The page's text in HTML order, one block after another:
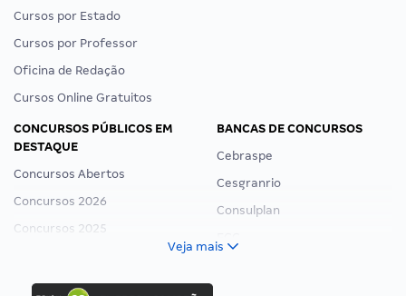
Cursos por Estado
Cursos por Professor
Oficina de Redação
Cursos Online Gratuitos
CONCURSOS PÚBLICOS EM
DESTAQUE
Concursos Abertos
Concursos 2026
Concursos 2025
Concurso Ibama
BANCAS DE CONCURSOS
Cebraspe
Cesgranrio
Consulplan
Veja mais